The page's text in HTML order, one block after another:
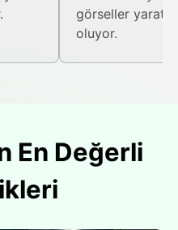
görseller
oluyor.
En Değerli